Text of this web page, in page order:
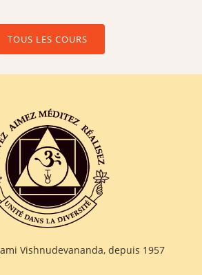
TOUS LES COURS
Vishnudevananda, depuis 1957